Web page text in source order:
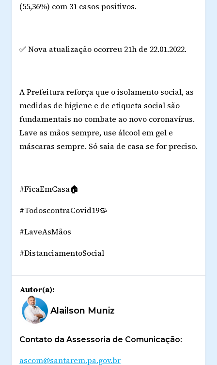
(55,36%) com 31 casos positivos.
✅ Nova atualização ocorreu 21h de 22.01.2022.
A Prefeitura reforça que o isolamento social, as
medidas de higiene e de etiqueta social são
fundamentais no combate ao novo coronavírus.
Lave as mãos sempre, use álcool em gel e
máscaras sempre. Só saia de casa se for preciso.
#FicaEmCasa🏠
#TodoscontraCovid19🦠
#LaveAsMãos
#DistanciamentoSocial
Autor(a):
Alailson Muniz
Contato da Assessoria de Comunicação:
ascom@santarem.pa.gov.br